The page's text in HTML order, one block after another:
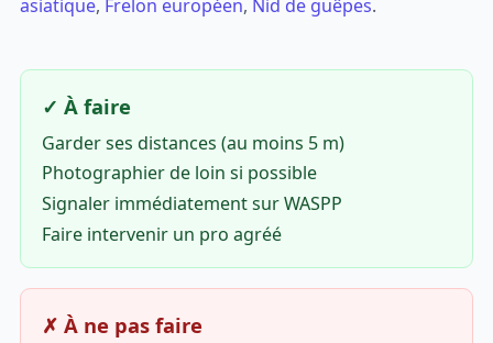
asiatique, Frelon européen, Nid de guêpes.
✓ À faire
Garder ses distances (au moins 5 m)
Photographier de loin si possible
Signaler immédiatement sur WASPP
Faire intervenir un pro agréé
✗ À ne pas faire